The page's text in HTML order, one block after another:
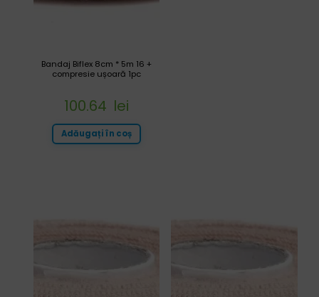
Bandaj Biflex 8cm * 5m 16 +
compresie ușoară 1pc
100.64 lei
Adăugați în coș